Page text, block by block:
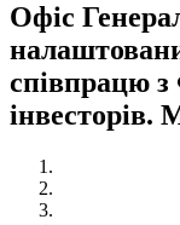
Офіс
співпрацю з
інвесторів.